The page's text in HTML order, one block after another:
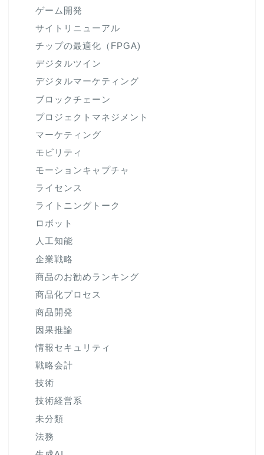
ゲーム開発
サイトリニューアル
チップの最適化（FPGA)
デジタルツイン
デジタルマーケティング
ブロックチェーン
プロジェクトマネジメント
マーケティング
モビリティ
モーションキャプチャ
ライセンス
ライトニングトーク
ロボット
人工知能
企業戦略
商品のお勧めランキング
商品化プロセス
商品開発
因果推論
情報セキュリティ
戦略会計
技術
技術経営系
未分類
法務